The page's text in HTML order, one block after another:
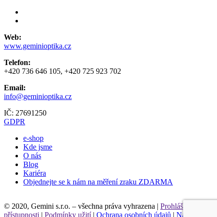
Web:
www.geminioptika.cz
Telefon:
+420 736 646 105, +420 725 923 702
Email:
info@geminioptika.cz
IČ: 27691250
GDPR
e-shop
Kde jsme
O nás
Blog
Kariéra
Objednejte se k nám na měření zraku ZDARMA
© 2020, Gemini s.r.o. – všechna práva vyhrazena | Prohlášení o
přístupnosti | Podmínky užití| Ochrana osobních údajů | Nastavení